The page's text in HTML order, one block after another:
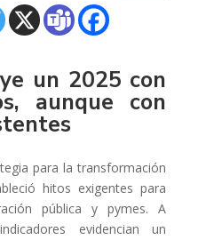
un 2025 con
aunque con
para la transformación
hitos exigentes para
pública y pymes. A
evidencian un